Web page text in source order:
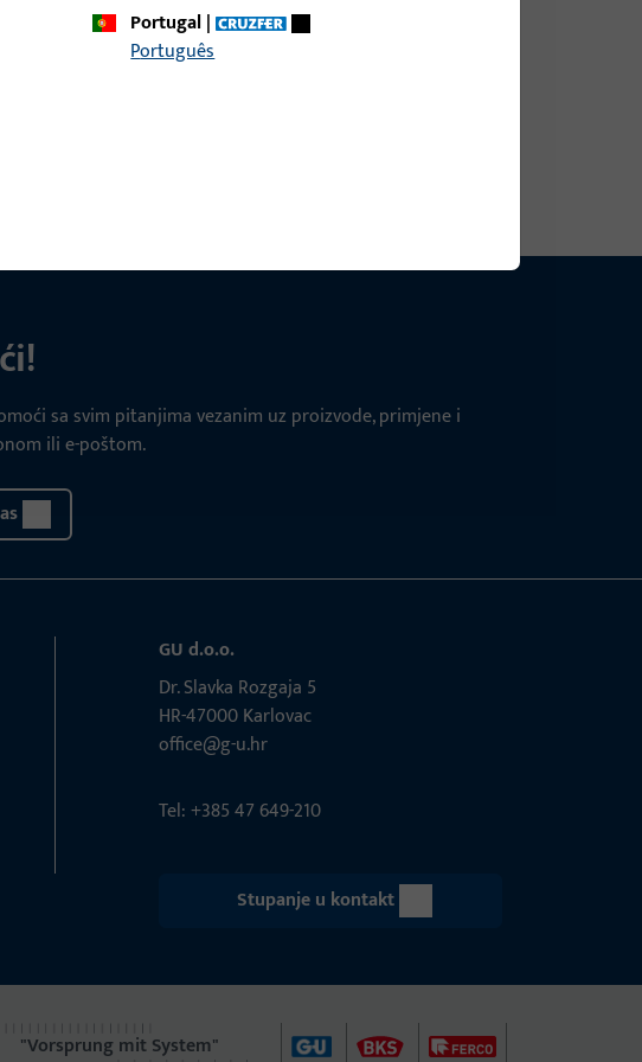
mm, ukupna duljina 266 mm, Položaj utora 10 mm, Zamjenjivi
Smjer otvaranja graničnik Desno
sa svim pitanjima vezanim uz proizvode, primjene i
ili e-poštom.
Portugal|
Português
GU d.o.o.
Dr. Slavka Rozgaja 5
HR-47000 Karlovac
office@g-u.hr
Tel: +385 47 649-210
Stupanje u kontakt
"Vorsprung mit System"